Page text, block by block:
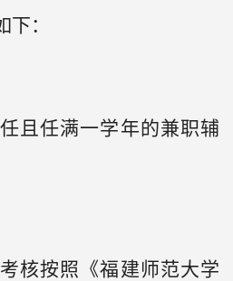
：
且任满一学年的兼职辅
核按照《福建师范大学